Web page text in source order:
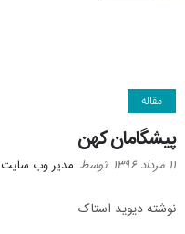
مقاله
پیشگامان کهن
۱۱ مرداد ۱۳۹۶ توسط مدیر وب سایت
نوشته ديويد استاک